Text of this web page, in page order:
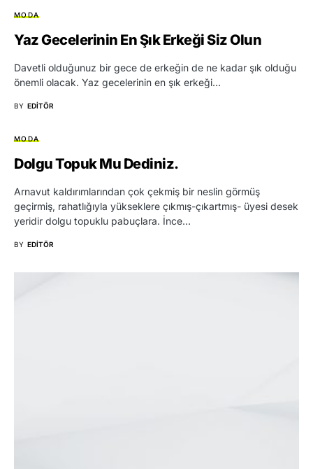
MODA
Yaz Gecelerinin En Şık Erkeği Siz Olun
Davetli olduğunuz bir gece de erkeğin de ne kadar şık olduğu
önemli olacak. Yaz gecelerinin en şık erkeği…
BY EDITÖR
MODA
Dolgu Topuk Mu Dediniz.
Arnavut kaldırımlarından çok çekmiş bir neslin görmüş
geçirmiş, rahatlığıyla yükseklere çıkmış-çıkartmış- üyesi desek
yeridir dolgu topuklu pabuçlara. İnce…
BY EDITÖR